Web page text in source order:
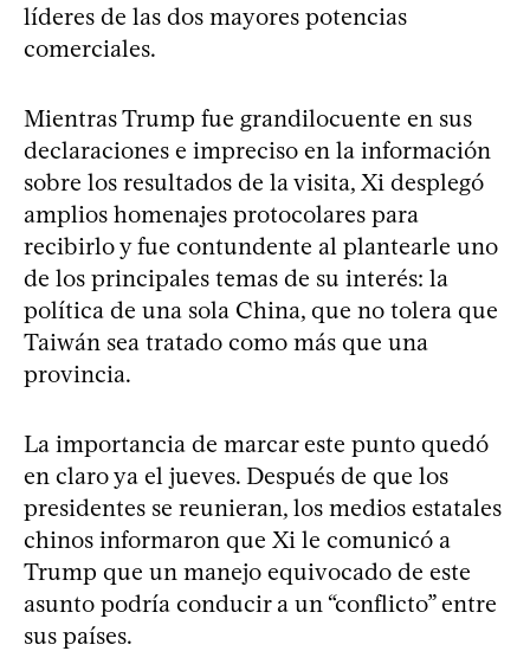
líderes de las dos mayores potencias
comerciales.
Mientras Trump fue grandilocuente en sus
declaraciones e impreciso en la información
sobre los resultados de la visita, Xi desplegó
amplios homenajes protocolares para
recibirlo y fue contundente al plantearle uno
de los principales temas de su interés: la
política de una sola China, que no tolera que
Taiwán sea tratado como más que una
provincia.
La importancia de marcar este punto quedó
en claro ya el jueves. Después de que los
presidentes se reunieran, los medios estatales
chinos informaron que Xi le comunicó a
Trump que un manejo equivocado de este
asunto podría conducir a un “conflicto” entre
sus países.